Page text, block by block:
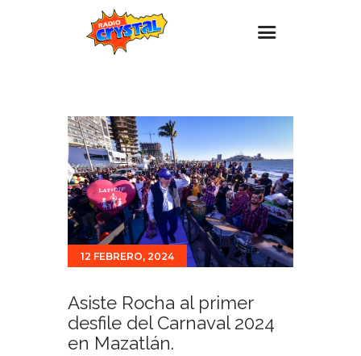
Estaciones
Eventos
Promociones
Noticias
Para ti
Contacto
12 FEBRERO, 2024
Asiste Rocha al primer
desfile del Carnaval 2024
en Mazatlán.